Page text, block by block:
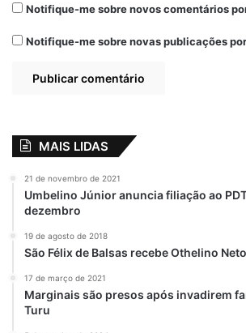
Notifique-me sobre novos comentários
Notifique-me sobre novas publicações
MAIS LIDAS
21 de novembro de 2021
Umbelino Júnior anuncia filiação ao
dezembro
19 de agosto de 2018
São Félix de Balsas recebe Othelino
17 de março de 2021
Marginais são presos após invadirem
Turu